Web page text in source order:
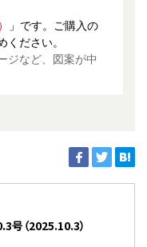
」です。ご購入の
ください。
ジなど、図案が中
（2025.10.3）